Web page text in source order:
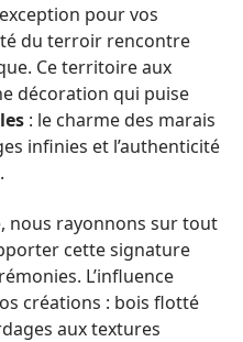
pour vos
du terroir rencontre
Ce territoire aux
décoration qui puise
: le charme des marais
infinies et l’authenticité
nous rayonnons sur tout
cette signature
L’influence
créations : bois flotté
aux textures